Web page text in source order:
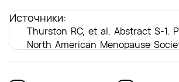
Источники:
Thurston RC, et al. Abstract S-1.
North American Menopause